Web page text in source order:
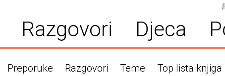
Razgovori Djeca
Preporuke Razgovori Teme Top lista knjiga